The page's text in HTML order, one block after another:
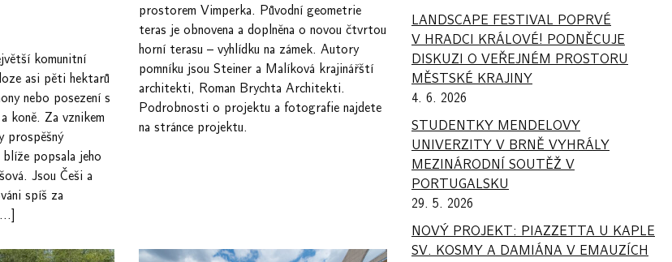
komunitní
asi pěti hektarů
nebo posezení s
koně. Za vznikem
prospěšný
popsala jeho
Jsou Češi a
spíš za
prostorem Vimperka. Původní geometrie
teras je obnovena a doplněna o novou čtvrtou
horní terasu – vyhlídku na zámek. Autory
pomníku jsou Steiner a Malíková krajinářští
architekti, Roman Brychta Architekti.
Podrobnosti o projektu a fotografie najdete
na stránce projektu.
LANDSCAPE FESTIVAL POPRVÉ
V HRADCI KRÁLOVÉ! PODNĚCUJE
DISKUZI O VEŘEJNÉM PROSTORU
MĚSTSKÉ KRAJINY
4. 6. 2026
STUDENTKY MENDELOVY
UNIVERZITY V BRNĚ VYHRÁLY
MEZINÁRODNÍ SOUTĚŽ V
PORTUGALSKU
29. 5. 2026
NOVÝ PROJEKT: PIAZZETTA U KAPLE
SV. KOSMY A DAMIÁNA V EMAUZÍCH